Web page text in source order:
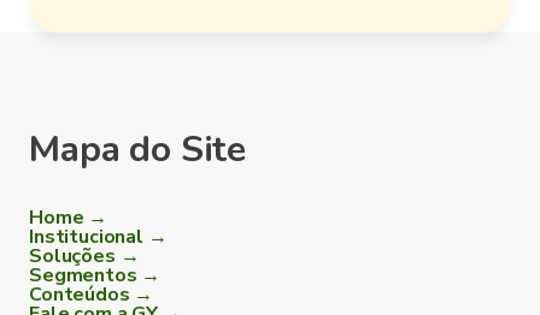
Mapa do Site
Home →
Institucional →
Soluções →
Segmentos →
Conteúdos →